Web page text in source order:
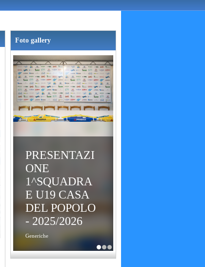
Foto gallery
PRESENTAZI
ONE
1^SQUADRA
E U19 CASA
DEL POPOLO
- 2025/2026
Generiche